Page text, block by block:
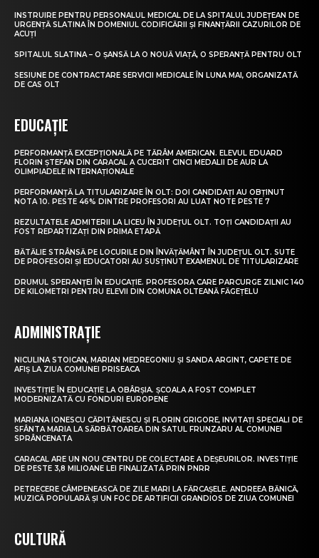
INSTRUIRE PENTRU PERSONALUL MEDICAL DE LA SPITALUL JUDEȚEAN DE
URGENȚĂ SLATINA ÎN DOMENIUL CODIFICĂRII ȘI FINANȚĂRII CAZURILOR DE
ACUȚI
SPITALUL SLATINA – O ȘANSĂ LA O NOUĂ VIAȚĂ, O SPERANȚĂ PENTRU OLT
SESIUNE DE CONTRACTARE SERVICII MEDICALE ÎN LUNA MAI, ORGANIZATĂ
DE CAS OLT
EDUCAȚIE
PERFORMANȚĂ EXCEPȚIONALĂ PE TĂRÂM AMERICAN. ELEVUL EDUARD
FLORIN ȘTEFAN DIN CARACAL A CUCERIT CINCI MEDALII DE AUR LA
OLIMPIADELE INTERNAȚIONALE
PERFORMANȚĂ LA TITULARIZARE ÎN OLT: DOI CANDIDAȚI AU OBȚINUT
NOTA 10. PESTE 46% DINTRE PROFESORI AU LUAT NOTE PESTE 7
REZULTATELE ADMITERII LA LICEU ÎN JUDEȚUL OLT. TOȚI CANDIDAȚII AU
FOST REPARTIZAȚI DIN PRIMA ETAPĂ
BĂTĂLIE STRÂNSĂ PE LOCURILE DIN ÎNVĂȚĂMÂNT ÎN JUDEȚUL OLT. SUTE
DE PROFESORI ȘI EDUCATORI AU SUSȚINUT EXAMENUL DE TITULARIZARE
DRUMUL SPERANȚEI ÎN EDUCAȚIE. PROFESORA CARE PARCURGE ZILNIC 140
DE KILOMETRI PENTRU ELEVII DIN COMUNA OLTEANĂ FĂGEȚELU
ADMINISTRAȚIE
NICULINA STOICAN, MARIAN MEDREGONIU ȘI SANDA ARGINT, CAPETE DE
AFIȘ LA ZIUA COMUNEI PRISEACA
INVESTIȚIE ÎN EDUCAȚIE LA OBÂRȘIA. ȘCOALA A FOST COMPLET
MODERNIZATĂ CU FONDURI EUROPENE
MARIANA IONESCU CĂPITĂNESCU ȘI FLORIN GRIGORE, INVITAȚI SPECIALI DE
SFÂNTA MARIA LA SĂRBĂTOAREA DIN SATUL FRUNZARU AL COMUNEI
SPRÂNCENATA
CARACAL ARE UN NOU CENTRU DE COLECTARE A DEȘEURILOR. INVESTIȚIE
DE PESTE 3,8 MILIOANE LEI FINALIZATĂ PRIN PNRR
PETRECERE CÂMPENEASCĂ DE ZILE MARI LA FĂRCAȘELE. ANDREEA BĂNICĂ,
MUZICĂ POPULARĂ ȘI UN FOC DE ARTIFICII GRANDIOS DE ZIUA COMUNEI
CULTURĂ